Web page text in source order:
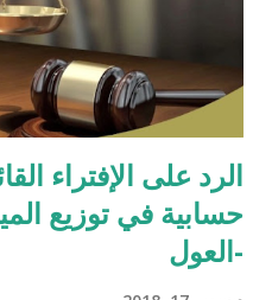
الرد على الإفتراء
حسابية في توزيع
-العول